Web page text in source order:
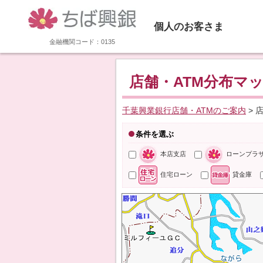
金融機関コード：0135
個人のお客さま
店舗・ATM分布マ
千葉興業銀行店舗・ATMのご案内 >
条件を選ぶ
本店支店 ローンプラ
住宅ローン 貸金庫